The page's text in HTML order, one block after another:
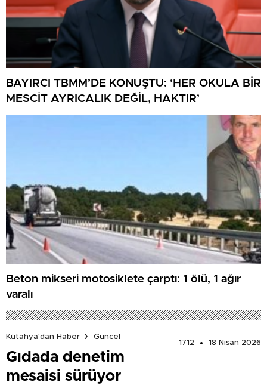
BAYIRCI TBMM’DE KONUŞTU: ‘HER OKULA BİR
MESCİT AYRICALIK DEĞİL, HAKTIR’
Beton mikseri motosiklete çarptı: 1 ölü, 1 ağır
yaralı
Kütahya'dan Haber
Güncel
1712
18 Nisan 2026
Gıdada denetim
mesaisi sürüyor